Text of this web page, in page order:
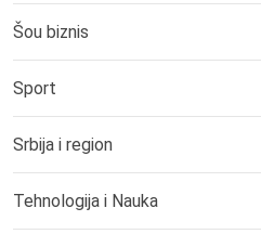
Šou biznis
Sport
Srbija i region
Tehnologija i Nauka